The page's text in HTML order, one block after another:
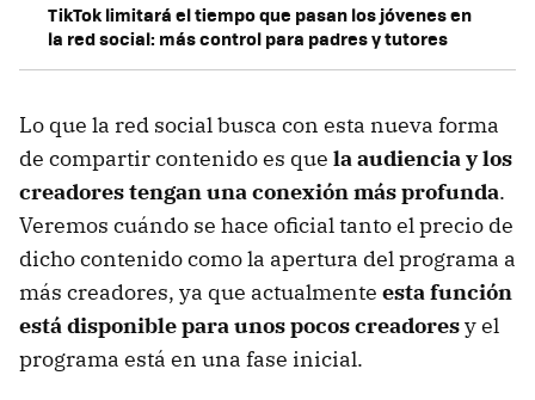
TikTok limitará el tiempo que pasan los jóvenes en
la red social: más control para padres y tutores
Lo que la red social busca con esta nueva forma
de compartir contenido es que la audiencia y los
creadores tengan una conexión más profunda.
Veremos cuándo se hace oficial tanto el precio de
dicho contenido como la apertura del programa a
más creadores, ya que actualmente esta función
está disponible para unos pocos creadoresy el
programa está en una fase inicial.